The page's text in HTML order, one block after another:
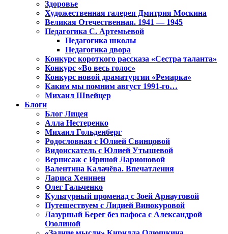
Здоровье
Художественная галерея Дмитрия Москина
Великая Отечественная. 1941 — 1945
Педагогика С. Артемьевой
Педагогика школы
Педагогика двора
Конкурс короткого рассказа «Сестра таланта»
Конкурс «Во весь голос»
Конкурс новой драматургии «Ремарка»
Каким мы помним август 1991-го…
Михаил Швейцер
Блоги
Блог Лицея
Алла Нестеренко
Михаил Гольденберг
Родословная с Юлией Свинцовой
Видоискатель с Юлией Утышевой
Вернисаж с Ириной Ларионовой
Валентина Калачёва. Впечатления
Лариса Хенинен
Олег Гальченко
Культурный променад с Зоей Арнаутовой
Путешествуем с Лидией Винокуровой
Лазурный Берег без пафоса с Александрой
Озолиной